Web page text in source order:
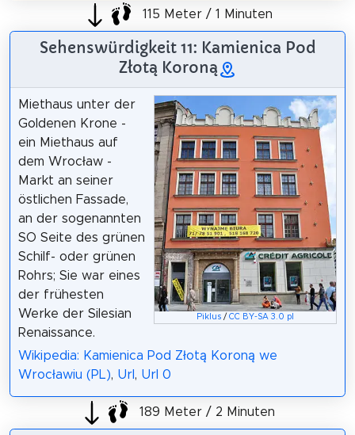
115 Meter / 1 Minuten
Sehenswürdigkeit 11: Kamienica Pod
Złotą Koroną
Piklus /CC BY-SA 3.0 pl
Miethaus unter der
Goldenen Krone -
ein Miethaus auf
dem Wrocław -
Markt an seiner
östlichen Fassade,
an der sogenannten
SO Seite des grünen
Schilf- oder grünen
Rohrs; Sie war eines
der frühesten
Werke der Silesian
Renaissance.
Wikipedia: Kamienica Pod Złotą Koroną we
Wrocławiu (PL), Url , Url 0
189 Meter / 2 Minuten